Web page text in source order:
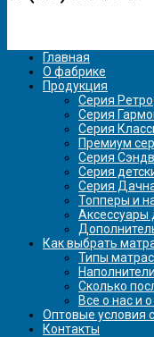
Главная
О фабрике
Продукция
Серия Ретро
Серия
Серия
Премиум
Серия
Серия
Серия
Топперы и
Аксессуары
Как выбрать
Типы
Наполнители
Сколько
Все о нас и
Оптовые условия
Контакты